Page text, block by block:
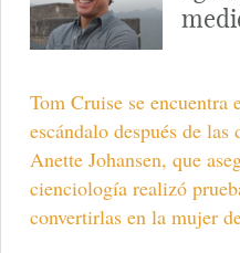
Tom Cruise se encuentra
escándalo después de
Anette Johansen, que
cienciología realizó
convertirlas en la mujer